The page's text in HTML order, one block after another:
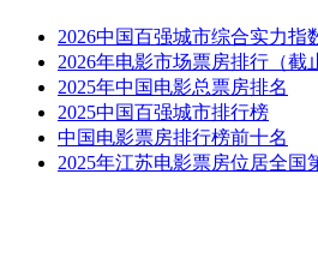
2026中国百强城市综合实力指
2026年电影市场票房排行（截
2025年中国电影总票房排名
2025中国百强城市排行榜
中国电影票房排行榜前十名
2025年江苏电影票房位居全国